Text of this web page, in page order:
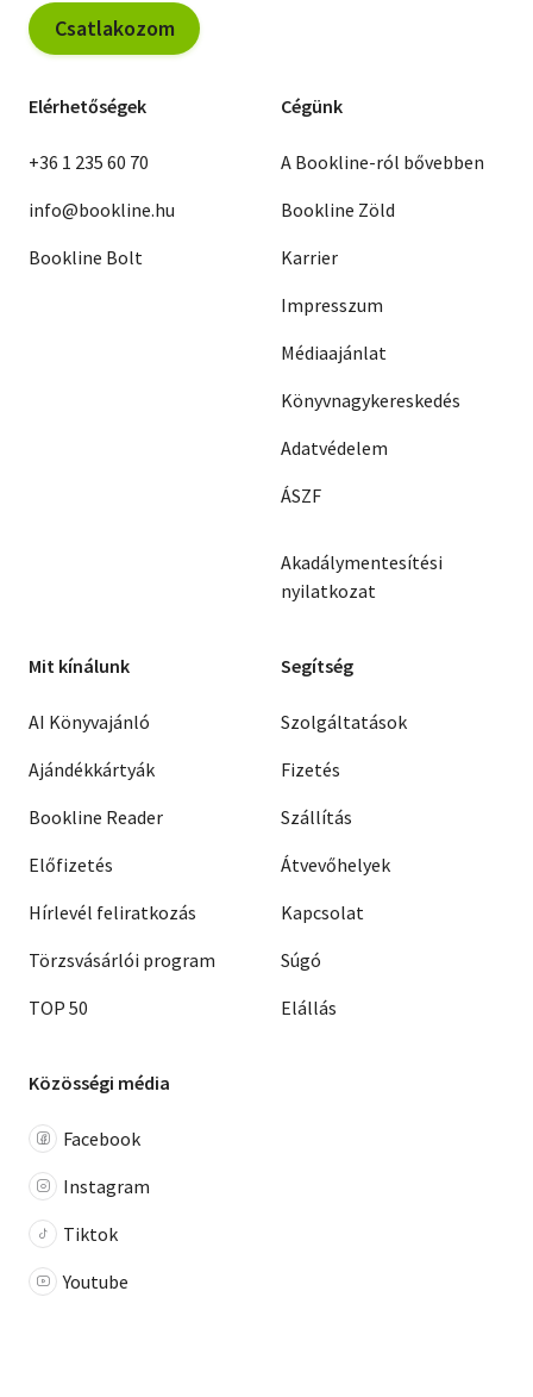
Csatlakozom
Elérhetőségek
+36 1 235 60 70
info@bookline.hu
Bookline Bolt
Cégünk
A Bookline-ról bővebben
Bookline Zöld
Karrier
Impresszum
Médiaajánlat
Könyvnagykereskedés
Adatvédelem
ÁSZF
Akadálymentesítési
nyilatkozat
Mit kínálunk
AI Könyvajánló
Ajándékkártyák
Bookline Reader
Előfizetés
Hírlevél feliratkozás
Törzsvásárlói program
TOP 50
Segítség
Szolgáltatások
Fizetés
Szállítás
Átvevőhelyek
Kapcsolat
Súgó
Elállás
Közösségi média
Facebook
Instagram
Tiktok
Youtube